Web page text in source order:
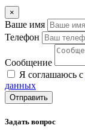
×
Ваше имя
Телефон
Сообщение
Я соглашаюсь с
данных
Отправить
Задать вопрос